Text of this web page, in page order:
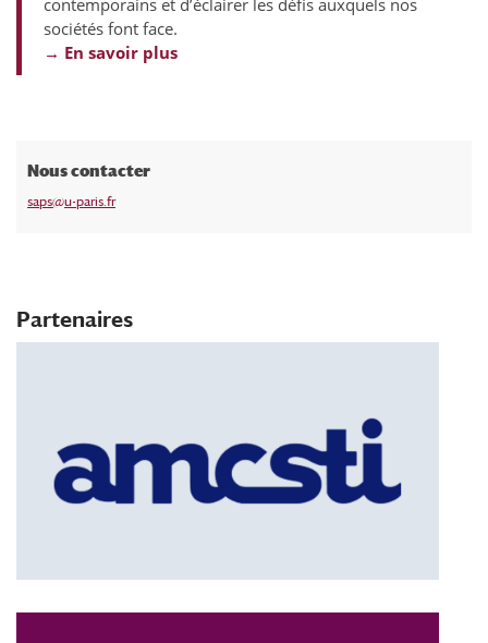
contemporains et d’éclairer les défis auxquels nos
sociétés font face.
→ En savoir plus
Nous contacter
saps@u-paris.fr
Partenaires